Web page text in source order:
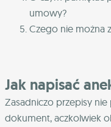
umowy?
Czego nie można
Jak napisać
Zasadniczo przepisy
dokument, aczkolwiek